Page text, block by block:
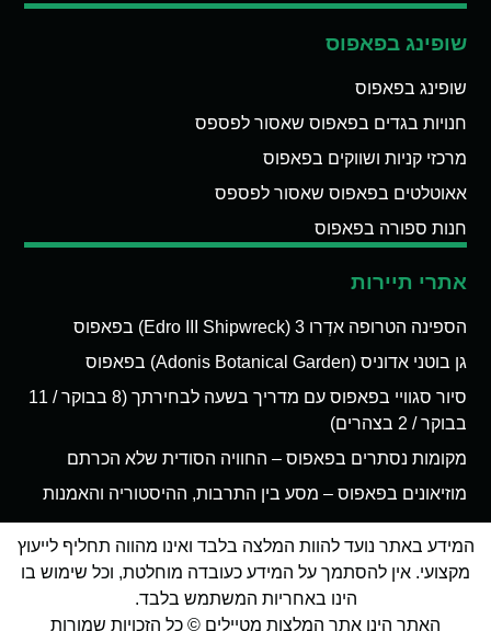
שופינג בפאפוס
שופינג בפאפוס
חנויות בגדים בפאפוס שאסור לפספס
מרכזי קניות ושווקים בפאפוס
אאוטלטים בפאפוס שאסור לפספס
חנות ספורה בפאפוס
אתרי תיירות
הספינה הטרופה אדְרו 3 (Edro III Shipwreck) בפאפוס
גן בוטני אדוניס (Adonis Botanical Garden) בפאפוס
סיור סגוויי בפאפוס עם מדריך בשעה לבחירתך (8 בבוקר / 11
בבוקר / 2 בצהרים)
מקומות נסתרים בפאפוס – החוויה הסודית שלא הכרתם
מוזיאונים בפאפוס – מסע בין התרבות, ההיסטוריה והאמנות
המידע באתר נועד להוות המלצה בלבד ואינו מהווה תחליף לייעוץ
מקצועי. אין להסתמך על המידע כעובדה מוחלטת, וכל שימוש בו
הינו באחריות המשתמש בלבד.
האתר הינו אתר המלצות מטיילים © כל הזכויות שמורות